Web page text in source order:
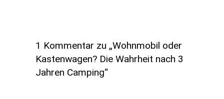
1 Kommentar zu „Wohnmobil oder
Kastenwagen? Die Wahrheit nach 3
Jahren Camping“